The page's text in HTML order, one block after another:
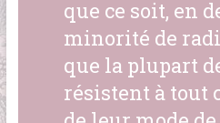
que ce soit, en
minorité de
que la plupart
résistent à tout